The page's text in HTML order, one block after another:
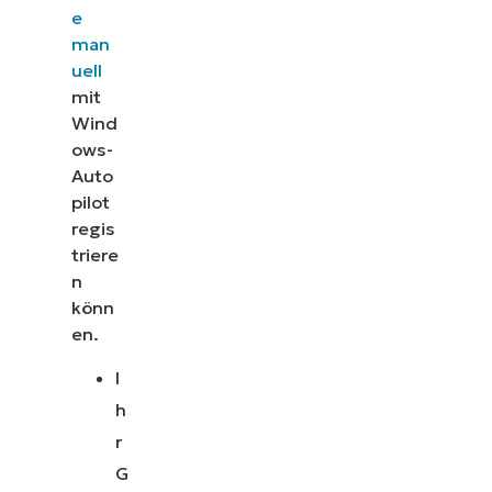
e
man
uell
mit
Wind
ows-
Auto
pilot
regis
triere
n
könn
en.
I
h
r
G